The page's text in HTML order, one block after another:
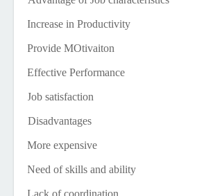
Increase in Productivity
Provide MOtivaiton
Effective Performance
Job satisfaction
Disadvantages
More expensive
Need of skills and ability
Lack of coordination